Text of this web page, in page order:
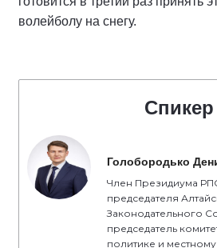
волейболу на снегу.
Спикер
Голобородько
Член Президиума
председателя
Законодательного
председатель
политике и